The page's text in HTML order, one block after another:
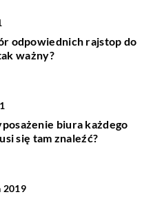
odpowiednich rajstop do
ważny?
biura każdego
się tam znaleźć?
2019